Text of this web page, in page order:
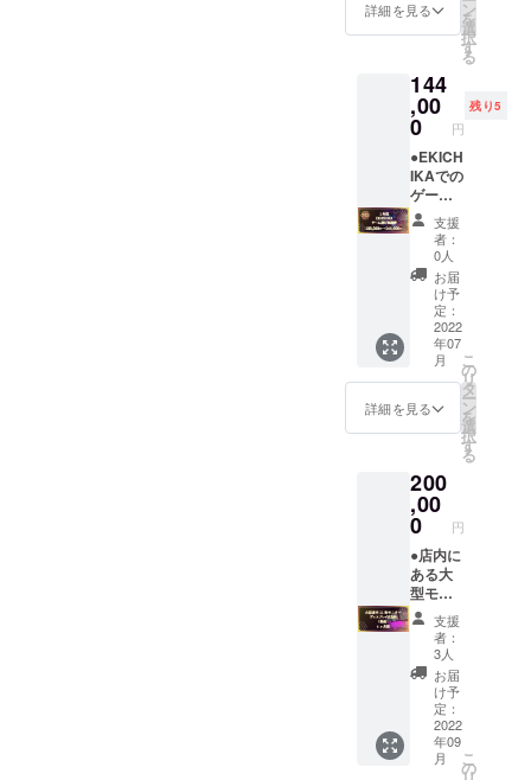
法 ご来
店の際
に支援
ご提示
のご協
力お願
い致し
ます。
ンご利
用の場
合は別
なりま
す。 ・
消費税
込 ・有
効期限
1ヶ月
（9月1
日〜9月
30日）
※予約方
法 メー
ル・電
話にて
のご予
約にな
ります
※確認方
法 ご来
店の際
に支援
ご提示
のご協
力お願
い致し
ます。
券で素
泊まり
になり
・購入
者ご本
人様以
外のご
利用は
できま
せん
（チェ
ックイ
ン時に
ご本人
様確認
をさせ
て頂き
ます）
・ゲー
ムゾー
ンご利
用の場
合は別
なりま
す。 ・
消費税
込 ・有
効期限
1ヶ月
（10月1
日〜10
月31
日） ※
予約方
法 メー
ル・電
話にて
のご予
約にな
リター
ンに
なって
す。 出
張でな
い方で
も、市
内のマ
ンス
リーと
比較し
ても割
安で
す。 ※
宿泊券
につい
て ・こ
ちらは1
名様の
ご宿泊
券で素
泊まり
になり
・購入
者ご本
人様以
外のご
利用は
できま
せん
（チェ
ックイ
ン時に
ご本人
様確認
をさせ
て頂き
ます）
・ゲー
ゲーム
好きは
もちろ
と比較
的若い
男性
や、サ
ラリー
マンの
方の出
張が予
想され
ますの
で、そ
のター
ゲット
の商品
やサー
ビスは
とても
相性が
いいか
と思い
更に支
援者数
にもよ
ります
が、1日
中広告
を流
しっぱ
なしに
してる
ので認
知も多
く取れ
ます。
※静止画
（ディ
詳細を見る ン
を
選
択
す
る
144
,00
0 円
残り5
●EKICH
IKAでの
ゲーム
が1年間
遊び放
題の権
利をご
提供さ
せて頂
きま
す。
大会レ
ベルの
ハイス
ペック
ゲーミ
PC【RT
X3090
】をは
じめ、
全50台
もの
ゲーミ
ングPC
が設置
されて
いる
ゾーン
で1年間
間遊び
放題に
なりま
支援
者：
0人
お届
け予
定：
2022
年07
月
詳細を見る
こ
の
リ
タ
ー
ン
を
選
択
す
る
200
,00
0 円
●店内に
ある大
型モニ
ター
（11
枚）で
お客様
の広告
を4ヶ月
内掲載
させて
頂きま
支援
者：
3人
お届
け予
定：
2022
年09
月
こ
の